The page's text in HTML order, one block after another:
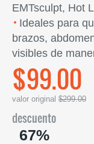
EMTsculpt, Hot
Ideales para
brazos,
visibles de
$99.00
valor original $299.00
descuento
67%